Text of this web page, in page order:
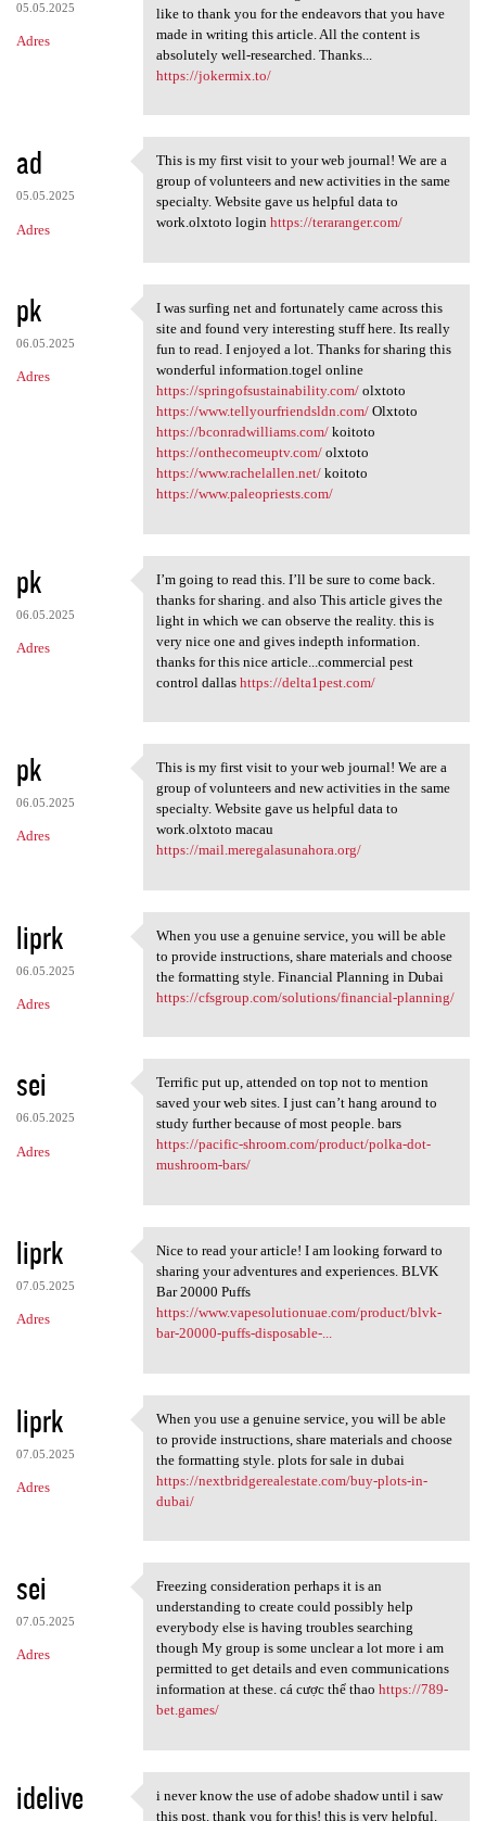
r
05.05.2025
Adres
like to thank you for the endeavors that you have
made in writing this article. All the content is
absolutely well-researched. Thanks...
https://jokermix.to/
ad
05.05.2025
Adres
This is my first visit to
This is my first visit to your web journal! We are a
group of volunteers and new activities in the same
specialty. Website gave us helpful data to
work.olxtoto login https://teraranger.com/
pk
06.05.2025
Adres
I was surfing net and
I was surfing net and fortunately came across this
site and found very interesting stuff here. Its really
fun to read. I enjoyed a lot. Thanks for sharing this
wonderful information.togel online
https://springofsustainability.com/olxtoto
https://www.tellyourfriendsldn.com/Olxtoto
https://bconradwilliams.com/koitoto
https://onthecomeuptv.com/olxtoto
https://www.rachelallen.net/koitoto
https://www.paleopriests.com/
pk
06.05.2025
Adres
I’m going to read this. I’ll
I’m going to read this. I’ll be sure to come back.
thanks for sharing. and also This article gives the
light in which we can observe the reality. this is
very nice one and gives indepth information.
thanks for this nice article...commercial pest
control dallas https://delta1pest.com/
pk
06.05.2025
Adres
This is my first visit to
This is my first visit to your web journal! We are a
group of volunteers and new activities in the same
specialty. Website gave us helpful data to
work.olxtoto macau
https://mail.meregalasunahora.org/
liprk
06.05.2025
Adres
When you use a genuine
When you use a genuine service, you will be able
to provide instructions, share materials and choose
the formatting style. Financial Planning in Dubai
https://cfsgroup.com/solutions/financial-planning/
sei
06.05.2025
Adres
Terrific put up, attended on
Terrific put up, attended on top not to mention
saved your web sites. I just can’t hang around to
study further because of most people. bars
https://pacific-shroom.com/product/polka-dot-
mushroom-bars/
liprk
07.05.2025
Adres
Nice to read your article! I
Nice to read your article! I am looking forward to
sharing your adventures and experiences. BLVK
Bar 20000 Puffs
https://www.vapesolutionuae.com/product/blvk-
bar-20000-puffs-disposable-...
liprk
07.05.2025
Adres
When you use a genuine
When you use a genuine service, you will be able
to provide instructions, share materials and choose
the formatting style. plots for sale in dubai
https://nextbridgerealestate.com/buy-plots-in-
dubai/
sei
07.05.2025
Adres
Freezing consideration
Freezing consideration perhaps it is an
understanding to create could possibly help
everybody else is having troubles searching
though My group is some unclear a lot more i am
permitted to get details and even communications
information at these. cá cược thể thao https://789-
bet.games/
idelive i never know the use of adobe
i never know the use of adobe shadow until i saw
this post. thank you for this! this is very helpful.